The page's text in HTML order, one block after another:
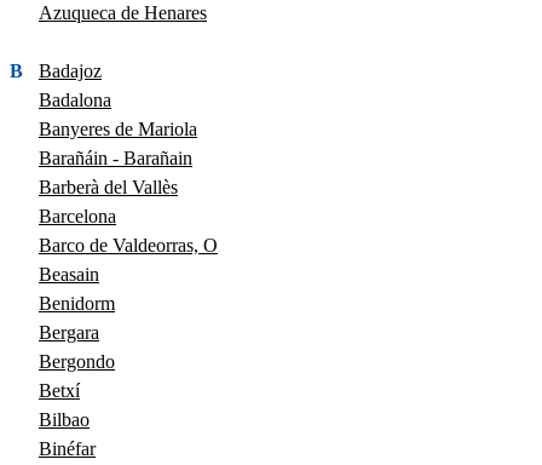
Azuqueca de Henares
B
Badajoz
Badalona
Banyeres de Mariola
Barañáin - Barañain
Barberà del Vallès
Barcelona
Barco de Valdeorras, O
Beasain
Benidorm
Bergara
Bergondo
Betxí
Bilbao
Binéfar